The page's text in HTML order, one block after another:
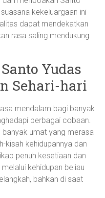
kekeluargaan ini
dapat mendekatkan
rasa saling mendukung
Yudas
Sehari-hari
mendalam bagi banyak
berbagai cobaan.
banyak umat yang merasa
kisah kehidupannya dan
penuh kesetiaan dan
kehidupan beliau
bahkan di saat